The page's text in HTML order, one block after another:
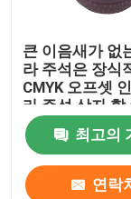
크기 크리스마
차통 주석
금속 커피 주석
비어 있는 쿠키
큰 이음새가 없
라 주석은 장식
CMYK 오프셋
라 주석 상자 할
최고의
연락